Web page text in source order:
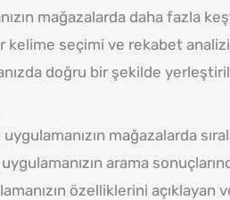
mağazalarda daha fazla
kelime seçimi ve rekabet
doğru bir şekilde
mağazalarda
arama
özelliklerini açıklayan